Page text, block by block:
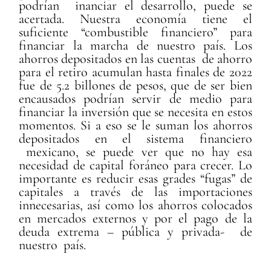
podrían inanciar el desarrollo, puede se
acertada. Nuestra economía tiene el
suficiente “combustible financiero” para
financiar la marcha de nuestro país. Los
ahorros depositados en las cuentas de ahorro
para el retiro acumulan hasta finales de 2022
fue de 5.2 billones de pesos, que de ser bien
encausados podrían servir de medio para
financiar la inversión que se necesita en estos
momentos. Si a eso se le suman los ahorros
depositados en el sistema financiero
mexicano, se puede ver que no hay esa
necesidad de capital foráneo para crecer. Lo
importante es reducir esas grades “fugas” de
capitales a través de las importaciones
innecesarias, así como los ahorros colocados
en mercados externos y por el pago de la
deuda extrema – pública y privada- de
nuestro país.